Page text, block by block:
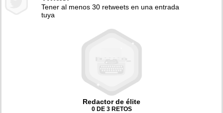
Tener al menos 30 retweets en una entrada
tuya
Redactor de élite
0 DE 3 RETOS